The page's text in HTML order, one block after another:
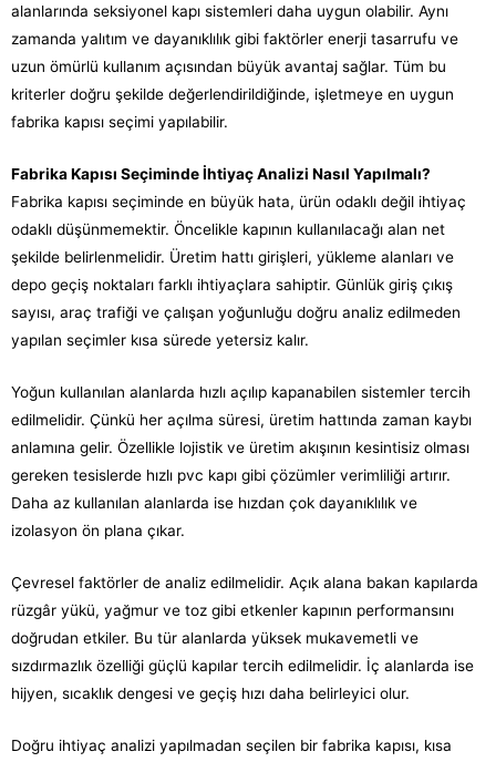
alanlarında seksiyonel kapı sistemleri daha uygun olabilir. Aynı
zamanda yalıtım ve dayanıklılık gibi faktörler enerji tasarrufu ve
uzun ömürlü kullanım açısından büyük avantaj sağlar. Tüm bu
kriterler doğru şekilde değerlendirildiğinde, işletmeye en uygun
fabrika kapısı seçimi yapılabilir.
Fabrika Kapısı Seçiminde İhtiyaç Analizi Nasıl Yapılmalı?
Fabrika kapısı seçiminde en büyük hata, ürün odaklı değil ihtiyaç
odaklı düşünmemektir. Öncelikle kapının kullanılacağı alan net
şekilde belirlenmelidir. Üretim hattı girişleri, yükleme alanları ve
depo geçiş noktaları farklı ihtiyaçlara sahiptir. Günlük giriş çıkış
sayısı, araç trafiği ve çalışan yoğunluğu doğru analiz edilmeden
yapılan seçimler kısa sürede yetersiz kalır.
Yoğun kullanılan alanlarda hızlı açılıp kapanabilen sistemler tercih
edilmelidir. Çünkü her açılma süresi, üretim hattında zaman kaybı
anlamına gelir. Özellikle lojistik ve üretim akışının kesintisiz olması
gereken tesislerde hızlı pvc kapı gibi çözümler verimliliği artırır.
Daha az kullanılan alanlarda ise hızdan çok dayanıklılık ve
izolasyon ön plana çıkar.
Çevresel faktörler de analiz edilmelidir. Açık alana bakan kapılarda
rüzgâr yükü, yağmur ve toz gibi etkenler kapının performansını
doğrudan etkiler. Bu tür alanlarda yüksek mukavemetli ve
sızdırmazlık özelliği güçlü kapılar tercih edilmelidir. İç alanlarda ise
hijyen, sıcaklık dengesi ve geçiş hızı daha belirleyici olur.
Doğru ihtiyaç analizi yapılmadan seçilen bir fabrika kapısı, kısa